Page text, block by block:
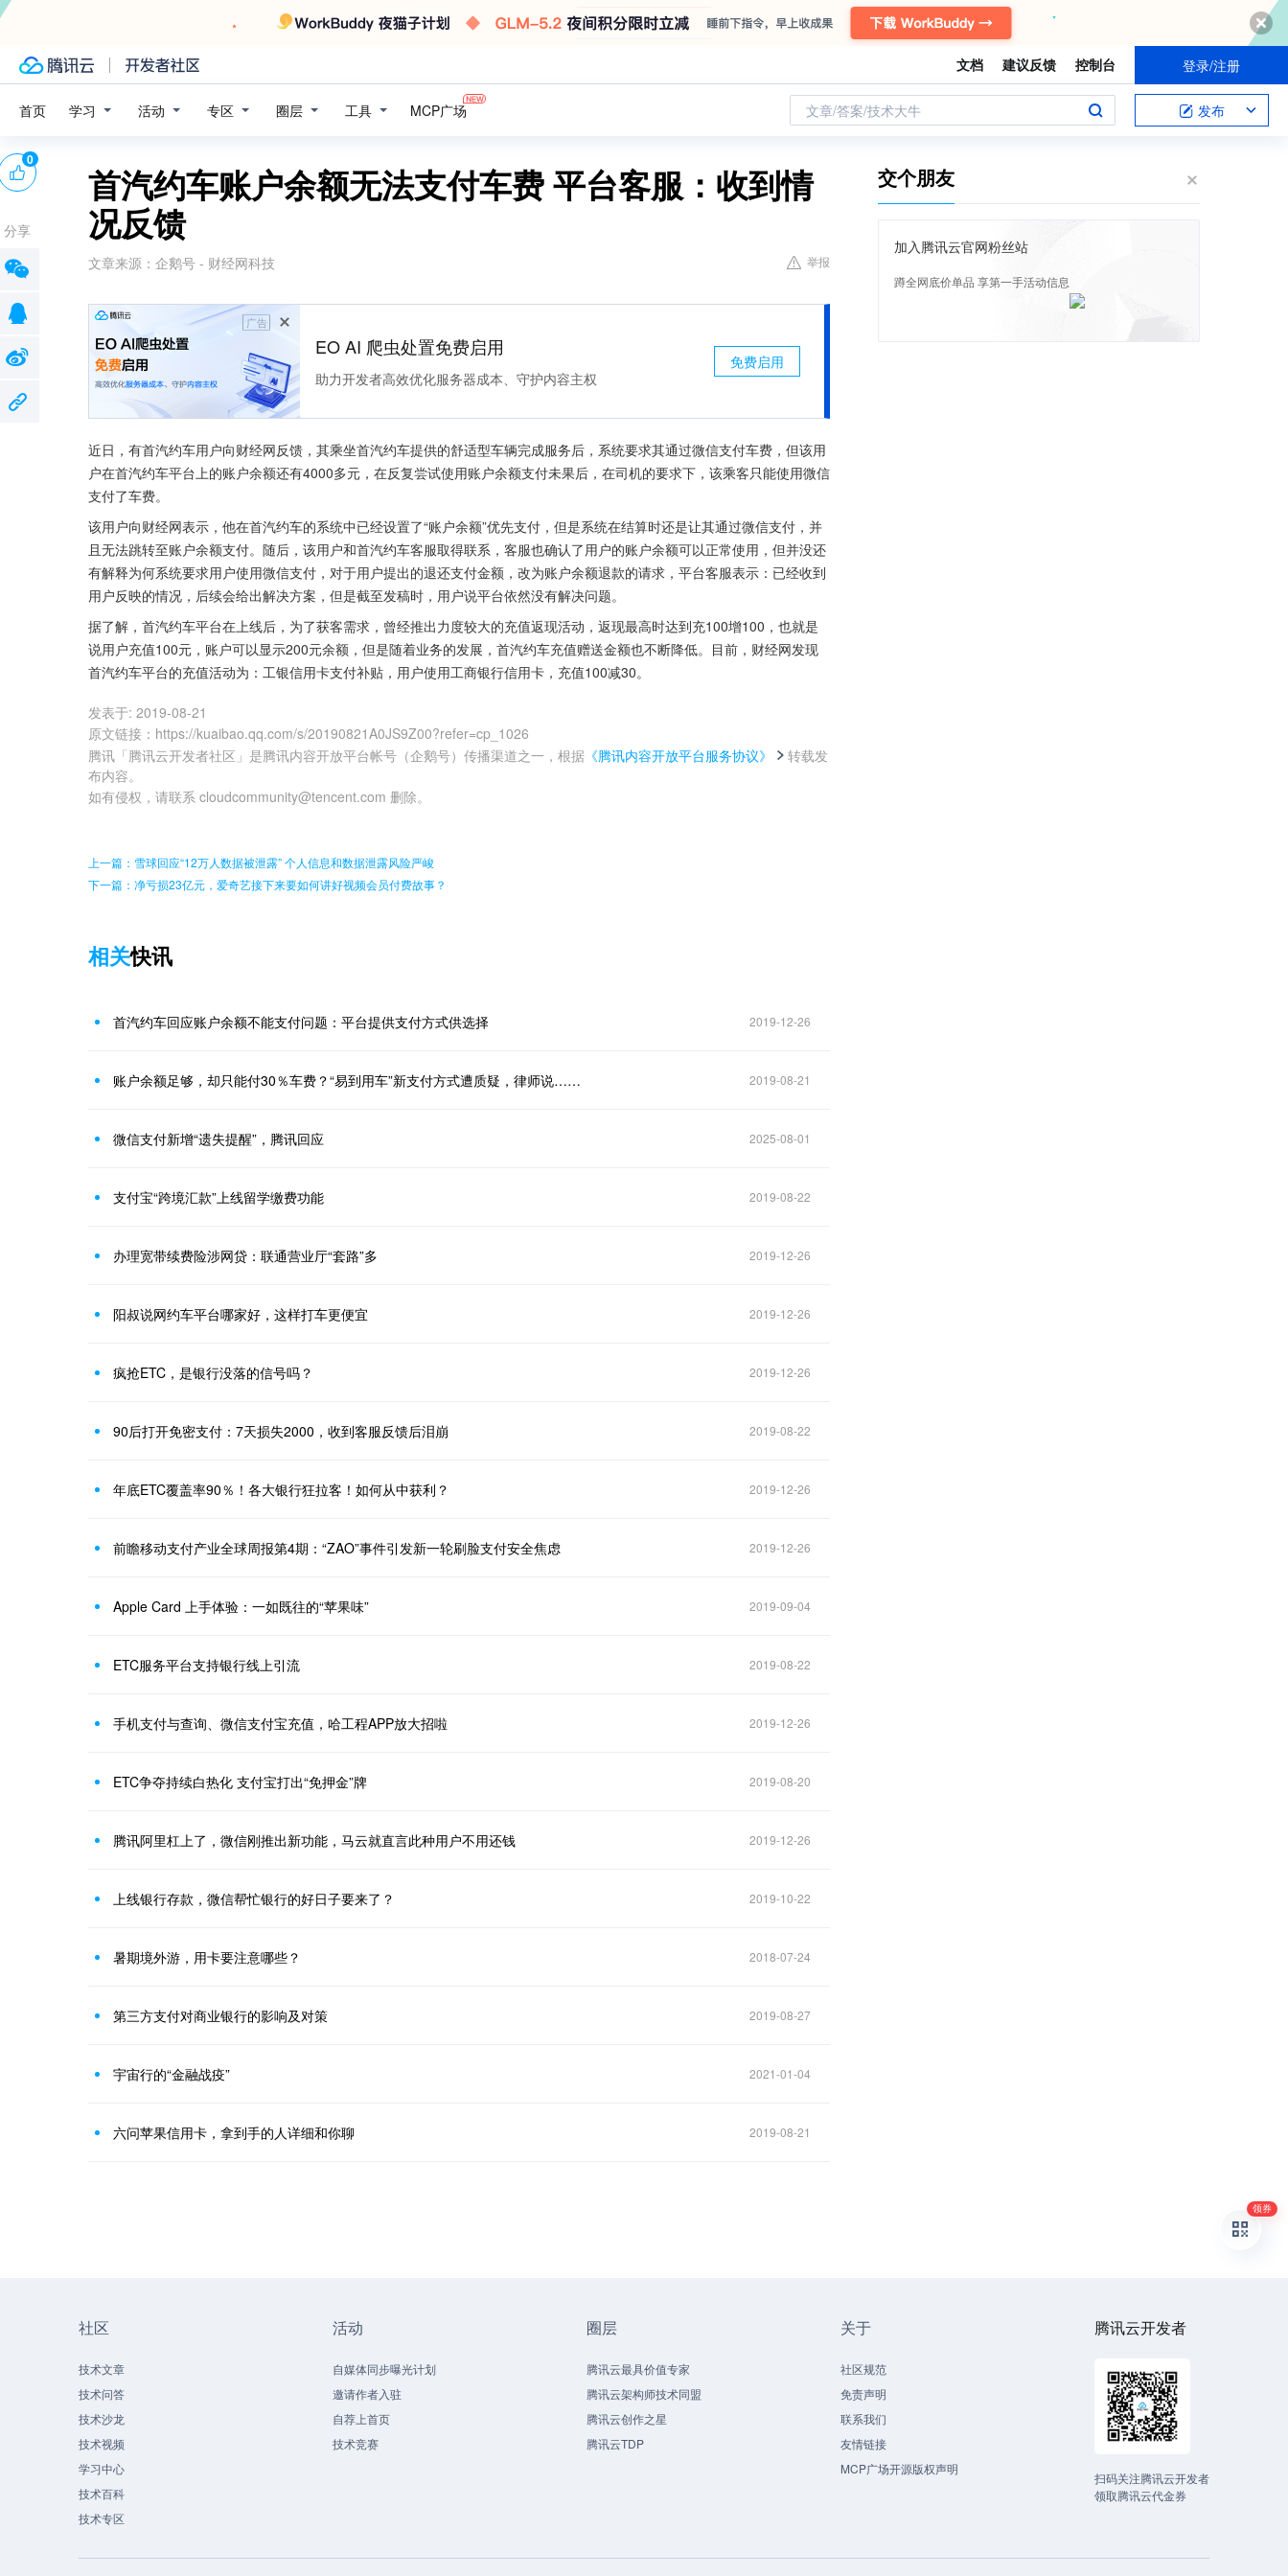
文档 建议反馈 控制台 登录/注册
首页 学习 活动 专区 圈层 工具 MCP广场 文章/答案/技术大牛 发布
首汽约车账户余额无法支付车费 平台客服：收到情
况反馈
文章来源： 企鹅号 - 财经网科技 举报
广告
EO AI 爬虫处置免费启用
助力开发者高效优化服务器成本、守护内容主权
免费启用
近日，有首汽约车用户向财经网反馈，其乘坐首汽约车提供的舒适型车辆完成服务后，系统要求其通过微信支付车费，但该用
户在首汽约车平台上的账户余额还有4000多元，在反复尝试使用账户余额支付未果后，在司机的要求下，该乘客只能使用微信
支付了车费。
该用户向财经网表示，他在首汽约车的系统中已经设置了“账户余额”优先支付，但是系统在结算时还是让其通过微信支付，并
且无法跳转至账户余额支付。随后，该用户和首汽约车客服取得联系，客服也确认了用户的账户余额可以正常使用，但并没还
有解释为何系统要求用户使用微信支付，对于用户提出的退还支付金额，改为账户余额退款的请求，平台客服表示：已经收到
用户反映的情况，后续会给出解决方案，但是截至发稿时，用户说平台依然没有解决问题。
据了解，首汽约车平台在上线后，为了获客需求，曾经推出力度较大的充值返现活动，返现最高时达到充100增100，也就是
说用户充值100元，账户可以显示200元余额，但是随着业务的发展，首汽约车充值赠送金额也不断降低。目前，财经网发现
首汽约车平台的充值活动为：工银信用卡支付补贴，用户使用工商银行信用卡，充值100减30。
发表于: 2019-08-21
原文链接 ： https://kuaibao.qq.com/s/20190821A0JS9Z00?refer=cp_1026
腾讯「腾讯云开发者社区」是腾讯内容开放平台帐号（企鹅号）传播渠道之一，根据 《腾讯内容开放平台服务协议》
转载发
布内容。
如有侵权，请联系 cloudcommunity@tencent.com 删除。
0
分享
上一篇：雪球回应“12万人数据被泄露” 个人信息和数据泄露风险严峻
下一篇：净亏损23亿元，爱奇艺接下来要如何讲好视频会员付费故事？
相关快讯
首汽约车回应账户余额不能支付问题：平台提供支付方式供选择 2019-12-26
账户余额足够，却只能付30％车费？“易到用车”新支付方式遭质疑，律师说…… 2019-08-21
微信支付新增“遗失提醒”，腾讯回应 2025-08-01
支付宝“跨境汇款”上线留学缴费功能 2019-08-22
办理宽带续费险涉网贷：联通营业厅“套路”多 2019-12-26
阳叔说网约车平台哪家好，这样打车更便宜 2019-12-26
疯抢ETC，是银行没落的信号吗？ 2019-12-26
90后打开免密支付：7天损失2000，收到客服反馈后泪崩 2019-08-22
年底ETC覆盖率90％！各大银行狂拉客！如何从中获利？ 2019-12-26
前瞻移动支付产业全球周报第4期：“ZAO”事件引发新一轮刷脸支付安全焦虑 2019-12-26
Apple Card 上手体验：一如既往的“苹果味” 2019-09-04
ETC服务平台支持银行线上引流 2019-08-22
手机支付与查询、微信支付宝充值，哈工程APP放大招啦 2019-12-26
ETC争夺持续白热化 支付宝打出“免押金”牌 2019-08-20
腾讯阿里杠上了，微信刚推出新功能，马云就直言此种用户不用还钱 2019-12-26
上线银行存款，微信帮忙银行的好日子要来了？ 2019-10-22
暑期境外游，用卡要注意哪些？ 2018-07-24
第三方支付对商业银行的影响及对策 2019-08-27
宇宙行的“金融战疫” 2021-01-04
六问苹果信用卡，拿到手的人详细和你聊 2019-08-21
交个朋友
加入腾讯云官网粉丝站
蹲全网底价单品 享第一手活动信息
社区
技术文章
技术问答
技术沙龙
技术视频
学习中心
技术百科
技术专区
活动
自媒体同步曝光计划
邀请作者入驻
自荐上首页
技术竞赛
圈层
腾讯云最具价值专家
腾讯云架构师技术同盟
腾讯云创作之星
腾讯云TDP
关于
社区规范
免责声明
联系我们
友情链接
MCP广场开源版权声明
腾讯云开发者
扫码关注腾讯云开发者
领取腾讯云代金券
领券